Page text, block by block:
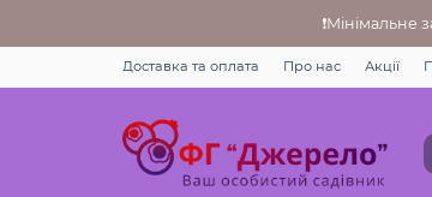
❗Мінімальне
Доставка та оплата Про нас Акції